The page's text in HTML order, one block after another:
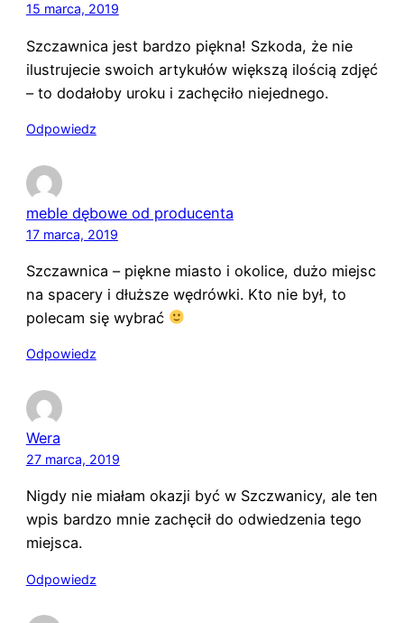
15 marca, 2019
Szczawnica jest bardzo piękna! Szkoda, że nie
ilustrujecie swoich artykułów większą ilością zdjęć
– to dodałoby uroku i zachęciło niejednego.
Odpowiedz
meble dębowe od producenta
17 marca, 2019
Szczawnica – piękne miasto i okolice, dużo miejsc
na spacery i dłuższe wędrówki. Kto nie był, to
polecam się wybrać
Odpowiedz
Wera
27 marca, 2019
Nigdy nie miałam okazji być w Szczwanicy, ale ten
wpis bardzo mnie zachęcił do odwiedzenia tego
miejsca.
Odpowiedz